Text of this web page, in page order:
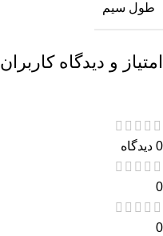
طول سیم
امتیاز و دیدگاه کاربران
0 دیدگاه
0
0